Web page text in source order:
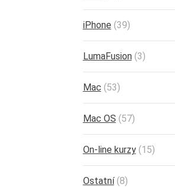
iPhone (39)
LumaFusion(3)
Mac (53)
Mac OS (57)
On-line kurzy(15)
Ostatní(8)